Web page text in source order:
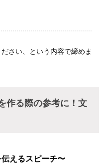
さい、という内容で締めま
作る際の参考に！文
えるスピーチ〜